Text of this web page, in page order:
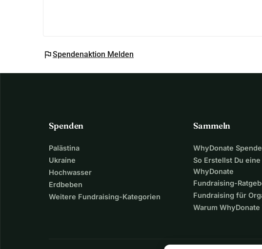
flagSpendenaktion Melden
Spenden
Palästina
Ukraine
Hochwasser
Erdbeben
Weitere Fundraising-Kategorien
Sammeln
WhyDonate
So Erstellst Du
WhyDonate
Fundraising-
Fundraising für
Warum